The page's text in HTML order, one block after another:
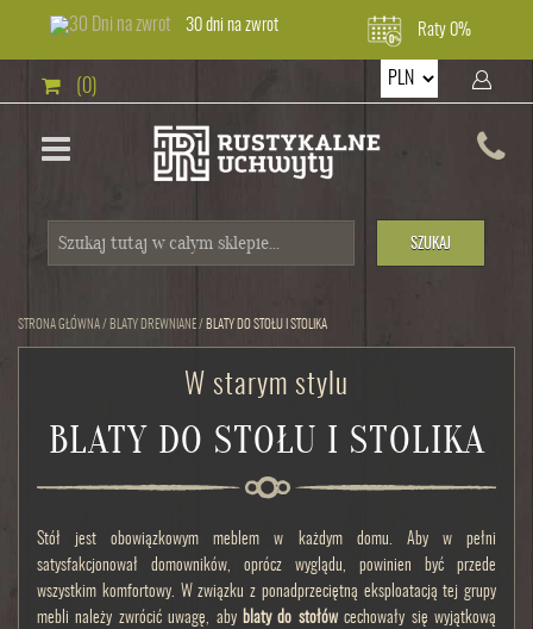
30 dni na zwrot Raty 0%
(0)
SZUKAJ
STRONA GŁÓWNA/ BLATY DREWNIANE/ BLATY DO STOŁU I STOLIKA
W starym stylu
BLATY DO STOŁU I STOLIKA
Stół jest obowiązkowym meblem w każdym domu. Aby w pełni
satysfakcjonował domowników, oprócz wyglądu, powinien być przede
wszystkim komfortowy. W związku z ponadprzeciętną eksploatacją tej grupy
mebli należy zwrócić uwagę, aby blaty do stołówcechowały się wyjątkową